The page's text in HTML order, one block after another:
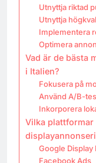
Utnyttja riktad
Utnyttja
Implementera
Optimera
Vad är de bästa
i Italien?
Fokusera på
Använd A/B-
Inkorporera
Vilka plattformar
Google Display
Facebook Ads